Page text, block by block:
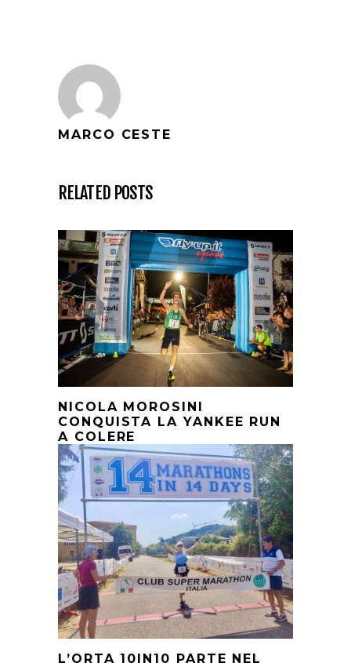
MARCO CESTE
RELATED POSTS
NICOLA MOROSINI
CONQUISTA LA YANKEE RUN
A COLERE
L’ORTA 10IN10 PARTE NEL